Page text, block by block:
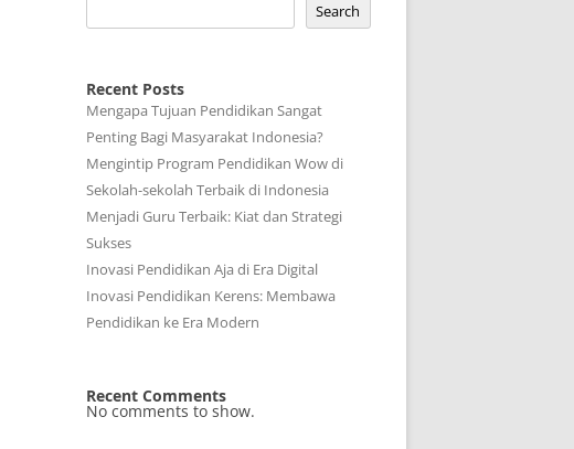
Search
Recent Posts
Mengapa Tujuan Pendidikan Sangat
Penting Bagi Masyarakat Indonesia?
Mengintip Program Pendidikan Wow di
Sekolah-sekolah Terbaik di Indonesia
Menjadi Guru Terbaik: Kiat dan Strategi
Sukses
Inovasi Pendidikan Aja di Era Digital
Inovasi Pendidikan Kerens: Membawa
Pendidikan ke Era Modern
Recent Comments
No comments to show.